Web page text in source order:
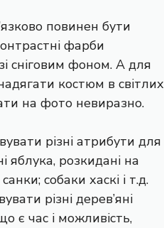
повинен бути
фарби
сніговим фоном. А для
костюм в світлих
на фото невиразно.
різні атрибути для
яблука, розкидані на
собаки хаскі і т.д.
різні дерев’яні
є час і можливість,